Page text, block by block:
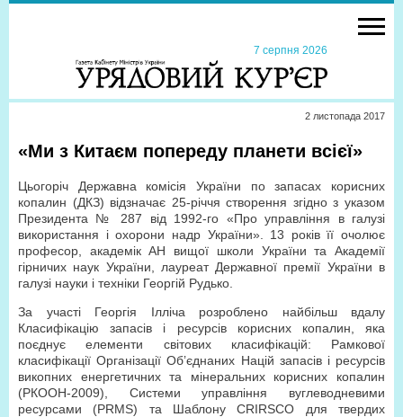
7 серпня 2026
2 листопада 2017
«Ми з Китаєм попереду планети всієї»
Цьогоріч Державна комісія України по запасах корисних
копалин (ДКЗ) відзначає 25-річчя створення згідно з указом
Президента № 287 від 1992-го «Про управління в галузі
використання і охорони надр України». 13 років її очолює
професор, академік АН вищої школи України та Академії
гірничих наук України, лауреат Державної премії України в
галузі науки і техніки Георгій Рудько.
За участі Георгія Ілліча розроблено найбільш вдалу
Класифікацію запасів і ресурсів корисних копалин, яка
поєднує елементи світових класифікацій: Рамкової
класифікації Організації Об’єднаних Націй запасів і ресурсів
викопних енергетичних та мінеральних корисних копалин
(РКООН-2009), Системи управління вуглеводневими
ресурсами (PRMS) та Шаблону CRIRSCO для твердих